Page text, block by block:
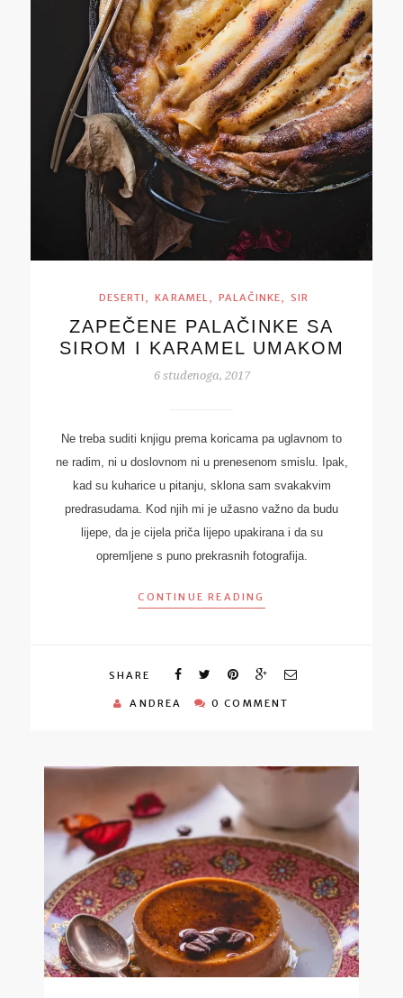
DESERTI , KARAMEL, PALAČINKE, SIR
ZAPEČENE PALAČINKE SA
SIROM I KARAMEL UMAKOM
6 studenoga, 2017
Ne treba suditi knjigu prema koricama pa uglavnom to
ne radim, ni u doslovnom ni u prenesenom smislu. Ipak,
kad su kuharice u pitanju, sklona sam svakakvim
predrasudama. Kod njih mi je užasno važno da budu
lijepe, da je cijela priča lijepo upakirana i da su
opremljene s puno prekrasnih fotografija.
CONTINUE READING
SHARE
ANDREA 0 COMMENT